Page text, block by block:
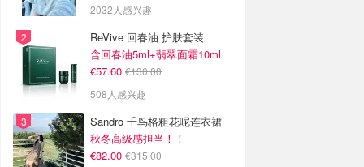
2032人感兴趣
ReVive 回春油 护肤套装
含回春油5ml+翡翠面霜10ml
€57.60 €130.00
508人感兴趣
Sandro 千鸟格粗花呢连衣裙
秋冬高级感担当！！
€82.00 €315.00